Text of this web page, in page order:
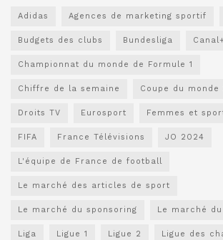
Adidas Agences de marketing sportif
Budgets des clubs Bundesliga Canal+
Championnat du monde de Formule 1
Chiffre de la semaine Coupe du monde
Droits TV Eurosport Femmes et
FIFA France Télévisions JO 2024
L'équipe de France de football
Le marché des articles de sport
Le marché du sponsoring Le marché
Liga Ligue 1 Ligue 2 Ligue des